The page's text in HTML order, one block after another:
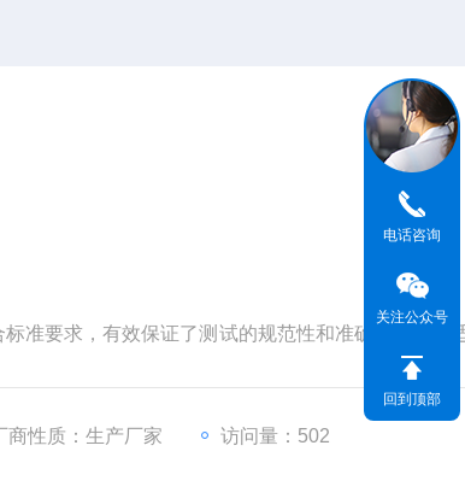
准要求，有效保证了测试的规范性和准确性。专业
商性质：生产厂家 访问量：502
电话咨询
关注公众号
回到顶部